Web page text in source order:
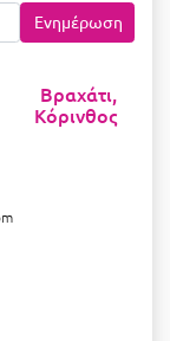
Ενημέρωση
Βραχάτι,
Κόρινθος